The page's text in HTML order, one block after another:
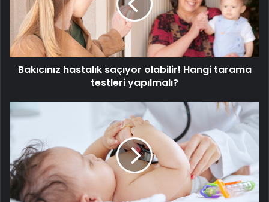
tarama
testleri
yapılmalı?
Bakıcınız hastalık saçıyor olabilir! Hangi tarama
testleri yapılmalı?
Pediatri’nin
Değişen
Yüzü
60.
Türk
Pediatri
Kongresi'nde